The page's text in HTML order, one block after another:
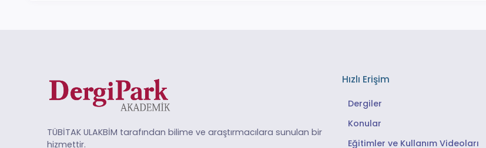
TÜBİTAK ULAKBİM tarafından bilime ve araştırmacılara sunulan bir
hizmettir.
Hızlı Erişim
Dergiler
Konular
Eğitimler ve Kullanım Videoları